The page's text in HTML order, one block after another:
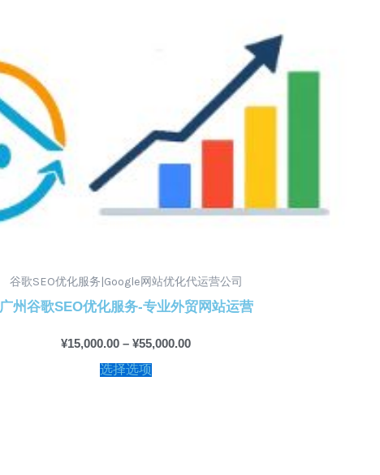
谷歌SEO优化服务|Google网站优化代运营公司
广州谷歌SEO优化服务-专业外贸网站运营
¥15,000.00 – ¥55,000.00
选择选项